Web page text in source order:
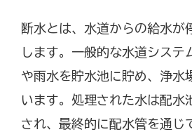
断水とは、水道からの給水が
します。一般的な水道システ
や雨水を貯水池に貯め、浄水
います。処理された水は配水
され、最終的に配水管を通じ